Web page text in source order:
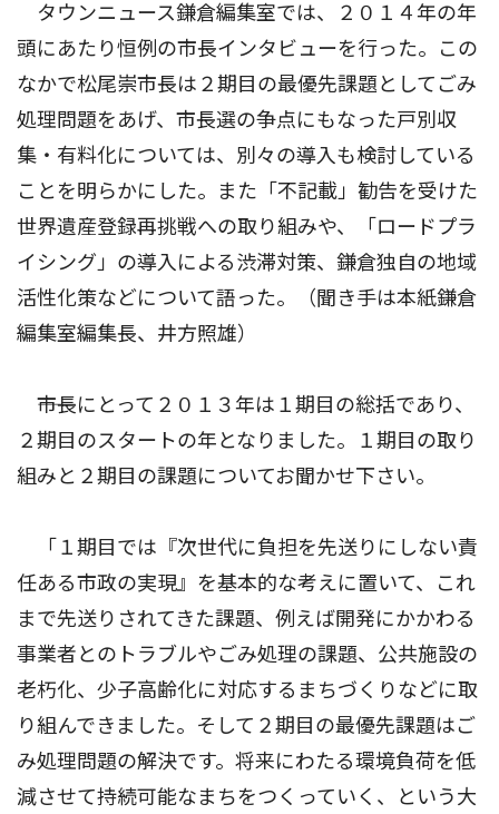
タウンニュース鎌倉編集室では、２０１４年の年
頭にあたり恒例の市長インタビューを行った。この
なかで松尾崇市長は２期目の最優先課題としてごみ
処理問題をあげ、市長選の争点にもなった戸別収
集・有料化については、別々の導入も検討している
ことを明らかにした。また「不記載」勧告を受けた
世界遺産登録再挑戦への取り組みや、「ロードプラ
イシング」の導入による渋滞対策、鎌倉独自の地域
活性化策などについて語った。（聞き手は本紙鎌倉
編集室編集長、井方照雄）
――市長にとって２０１３年は１期目の総括であり、
２期目のスタートの年となりました。１期目の取り
組みと２期目の課題についてお聞かせ下さい。
「１期目では『次世代に負担を先送りにしない責
任ある市政の実現』を基本的な考えに置いて、これ
まで先送りされてきた課題、例えば開発にかかわる
事業者とのトラブルやごみ処理の課題、公共施設の
老朽化、少子高齢化に対応するまちづくりなどに取
り組んできました。そして２期目の最優先課題はご
み処理問題の解決です。将来にわたる環境負荷を低
減させて持続可能なまちをつくっていく、という大